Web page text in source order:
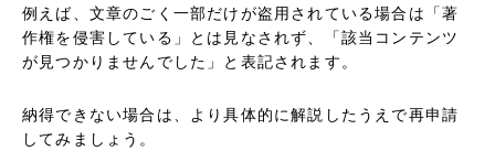
例えば、文章のごく一部だけが盗用されている場合は「著
作権を侵害している」とは見なされず、「該当コンテンツ
が見つかりませんでした」と表記されます。
納得できない場合は、より具体的に解説したうえで再申請
してみましょう。